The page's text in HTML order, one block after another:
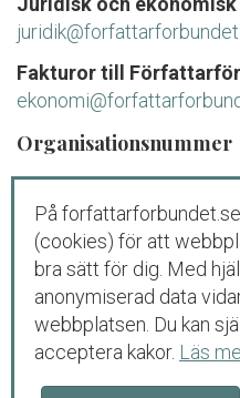
Fakturor till
Organisationsnummer
802004-7687
Telefon
Växeln:08-545 132 00
Tisdag-fredag: 09.00-
Juridisk och
medlemmar och
08-545 132 00 (tryck1)
På
(cookies) för att
bra sätt för dig. Med
anonymiserad data
webbplatsen. Du kan
acceptera kakor. Läs